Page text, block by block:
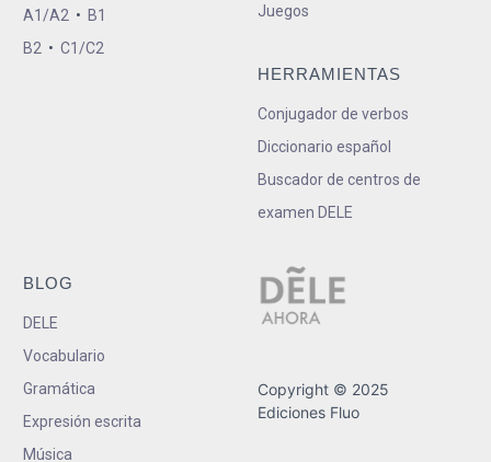
A1/A2 • B1
B2 • C1/C2
Juegos
HERRAMIENTAS
Conjugador de verbos
Diccionario español
Buscador de centros de
examen DELE
BLOG
DELE
Vocabulario
Gramática
Expresión escrita
Música
Copyright © 2025
Ediciones Fluo